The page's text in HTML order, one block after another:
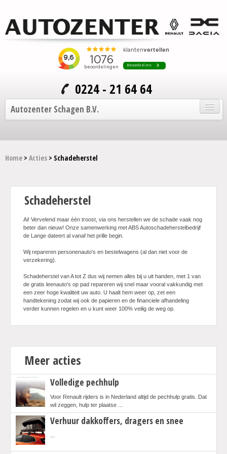
0224 - 21 64 64
Autozenter Schagen B.V.
Home
Onze auto's
Over Autozenter
Contact
Home > Acties > Schadeherstel
Schadeherstel
Ai! Vervelend maar één troost, via ons herstellen we de schade vaak nog
beter dan nieuw! Onze samenwerking met ABS Autoschadeherstelbedrijf
de Lange dateert al vanaf het prille begin.
Wij repareren personenauto's en bestelwagens (al dan niet voor de
verzekering).
Schadeherstel van A tot Z dus wij nemen alles bij u uit handen, met 1 van
de gratis leenauto's op pad repareren wij snel maar vooral vakkundig met
een zeer hoge kwaliteit uw auto. U haalt hem weer op, zet een
handtekening zodat wij ook de papieren en de financiele afhandeling
verder kunnen regelen en u kunt weer 100% veilig de weg op.
Meer acties
Volledige pechhulp
Voor Renault rijders is in Nederland altijd de pechhulp gratis. Dat
wil zeggen, hulp ter plaatse ...
Verhuur dakkoffers, dragers en snee